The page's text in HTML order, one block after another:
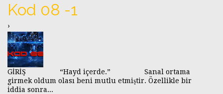
Kod 08 -1
›
GİRİŞ “Hayd içerde.” Sanal ortama
girmek oldum olası beni mutlu etmiştir. Özellikle bir
iddia sonra...